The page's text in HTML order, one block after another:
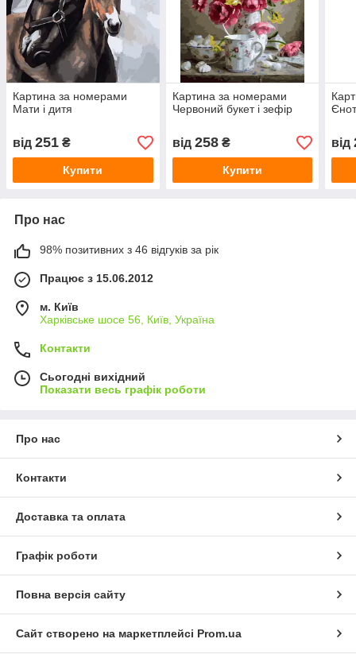
Картина за номерами
Мати і дитя
від 251 ₴
Купити
Картина за номерами
Червоний букет і зефір
від 258₴
Купити
від
Про нас
98% позитивних з 46 відгуків за рік
Працює з 15.06.2012
м. Київ
Харківське шосе 56, Київ, Україна
Контакти
Сьогодні вихідний
Показати весь графік роботи
Про нас
Контакти
Доставка та оплата
Графік роботи
Повна версія сайту
Сайт створено на маркетплейсі Prom.ua